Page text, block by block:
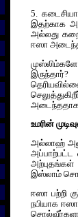
5.
இதற்காக
அல்லது
ஈஸா அடைந்த
உமரின்
அல்லாஹ்
அப்பாற்பட்ட
அற்புதங்கள்
இஸ்லாம்
ஈஸா பற்றி
நபியாக